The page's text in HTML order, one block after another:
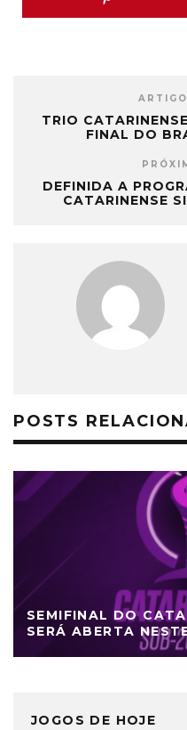
TRIO
FINAL DO
DEFINIDA A
CATARINENSE
POSTS
SEMIFINAL DO
SERÁ ABERTA
JOGOS DE HOJE